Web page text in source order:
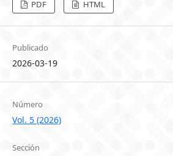
PDF HTML
Publicado
2026-03-19
Número
Vol. 5 (2026)
Sección